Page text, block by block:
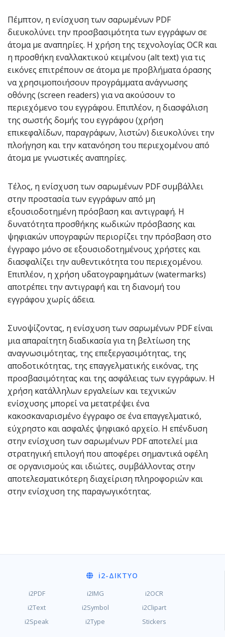
Πέμπτον, η ενίσχυση των σαρωμένων PDF
διευκολύνει την προσβασιμότητα των εγγράφων σε
άτομα με αναπηρίες. Η χρήση της τεχνολογίας OCR και
η προσθήκη εναλλακτικού κειμένου (alt text) για τις
εικόνες επιτρέπουν σε άτομα με προβλήματα όρασης
να χρησιμοποιήσουν προγράμματα ανάγνωσης
οθόνης (screen readers) για να ακούσουν το
περιεχόμενο του εγγράφου. Επιπλέον, η διασφάλιση
της σωστής δομής του εγγράφου (χρήση
επικεφαλίδων, παραγράφων, λιστών) διευκολύνει την
πλοήγηση και την κατανόηση του περιεχομένου από
άτομα με γνωστικές αναπηρίες.
Τέλος, η ενίσχυση των σαρωμένων PDF συμβάλλει
στην προστασία των εγγράφων από μη
εξουσιοδοτημένη πρόσβαση και αντιγραφή. Η
δυνατότητα προσθήκης κωδικών πρόσβασης και
ψηφιακών υπογραφών περιορίζει την πρόσβαση στο
έγγραφο μόνο σε εξουσιοδοτημένους χρήστες και
διασφαλίζει την αυθεντικότητα του περιεχομένου.
Επιπλέον, η χρήση υδατογραφημάτων (watermarks)
αποτρέπει την αντιγραφή και τη διανομή του
εγγράφου χωρίς άδεια.
Συνοψίζοντας, η ενίσχυση των σαρωμένων PDF είναι
μια απαραίτητη διαδικασία για τη βελτίωση της
αναγνωσιμότητας, της επεξεργασιμότητας, της
αποδοτικότητας, της επαγγελματικής εικόνας, της
προσβασιμότητας και της ασφάλειας των εγγράφων. Η
χρήση κατάλληλων εργαλείων και τεχνικών
ενίσχυσης μπορεί να μετατρέψει ένα
κακοσκαναρισμένο έγγραφο σε ένα επαγγελματικό,
εύχρηστο και ασφαλές ψηφιακό αρχείο. Η επένδυση
στην ενίσχυση των σαρωμένων PDF αποτελεί μια
στρατηγική επιλογή που αποφέρει σημαντικά οφέλη
σε οργανισμούς και ιδιώτες, συμβάλλοντας στην
αποτελεσματικότερη διαχείριση πληροφοριών και
στην ενίσχυση της παραγωγικότητας.
i2-ΔΊΚΤΥΟ
i2PDF i2IMG
i2OCR
i2Text
i2Symbol
i2Clipart
i2Speak
i2Type Stickers